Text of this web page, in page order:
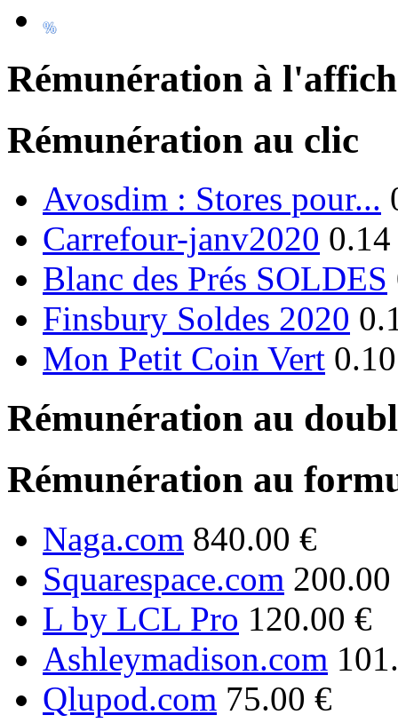
Rémunération à
Rémunération au clic
Avosdim : Stores pour...
Carrefour-janv2020
Blanc des Prés SOLDES
Finsbury Soldes 2020
Mon Petit Coin Vert
Rémunération au
Rémunération au
Naga.com 840.00 €
Squarespace.com
L by LCL Pro 120.00 €
Ashleymadison.com
Qlupod.com 75.00 €